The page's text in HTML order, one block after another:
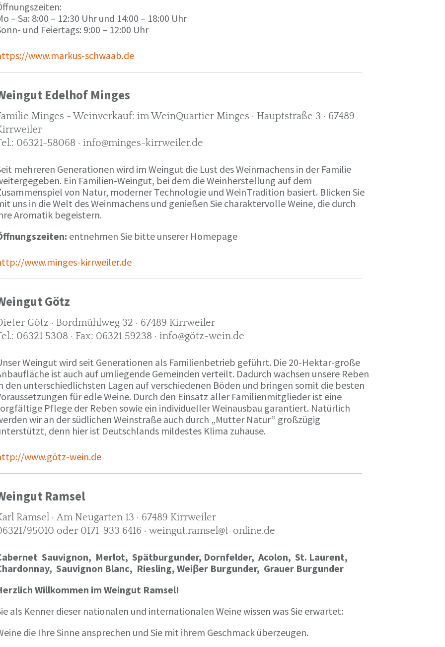
– Sa: 8:00 – 12:30 Uhr und 14:00 – 18:00 Uhr
und Feiertags: 9:00 – 12:00 Uhr
www.markus-schwaab.de
Edelhof Minges
Minges - Weinverkauf: im WeinQuartier Minges · Hauptstraße 3 · 67489
06321-58068 · info@minges-kirrweiler.de
mehreren Generationen wird im Weingut die Lust des Weinmachens in der Familie
Ein Familien-Weingut, bei dem die Weinherstellung auf dem
von Natur, moderner Technologie und WeinTradition basiert. Blicken Sie
uns in die Welt des Weinmachens und genießen Sie charaktervolle Weine, die durch
Aromatik begeistern.
entnehmen Sie bitte unserer Homepage
www.minges-kirrweiler.de
Götz
Götz · Bordmühlweg 32 · 67489 Kirrweiler
06321 5308 · Fax: 06321 59238 · info@götz-wein.de
Weingut wird seit Generationen als Familienbetrieb geführt. Die 20-Hektar-große
ist auch auf umliegende Gemeinden verteilt. Dadurch wachsen unsere Reben
den unterschiedlichsten Lagen auf verschiedenen Böden und bringen somit die besten
für edle Weine. Durch den Einsatz aller Familienmitglieder ist eine
Pflege der Reben sowie ein individueller Weinausbau garantiert. Natürlich
wir an der südlichen Weinstraße auch durch „Mutter Natur“ großzügig
denn hier ist Deutschlands mildestes Klima zuhause.
www.götz-wein.de
Ramsel
Ramsel · Am Neugarten 13 · 67489 Kirrweiler
95010 oder 0171-933 6416 · weingut.ramsel@t-online.de
Sauvignon, Merlot, Spätburgunder, Dornfelder, Acolon, St. Laurent,
Sauvignon Blanc, Riesling, Weiβer Burgunder, Grauer Burgunder
Willkommen im Weingut Ramsel!
als Kenner dieser nationalen und internationalen Weine wissen was Sie erwartet:
die Ihre Sinne ansprechen und Sie mit ihrem Geschmack überzeugen.